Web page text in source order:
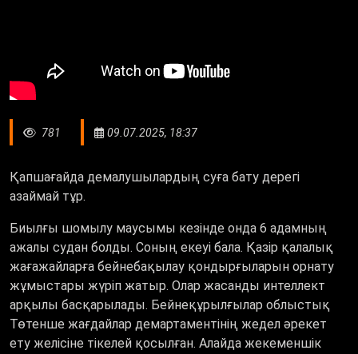
781 09.07.2025, 18:37
Қапшағайда демалушылардың суға бату дерегі
азаймай тұр.
Биылғы шомылу маусымы кезінде онда 6 адамның
ажалы судан болды. Соның екеуі бала. Қазір қалалық
жағажайларға бейнебақылау қондырғыларын орнату
жұмыстары жүріп жатыр. Олар жасанды интеллект
арқылы басқарылады. Бейнеқұрылғылар облыстық
Төтенше жағдайлар демартаментінің жедел әрекет
ету желісіне тікелей қосылған. Алайда жекеменшік